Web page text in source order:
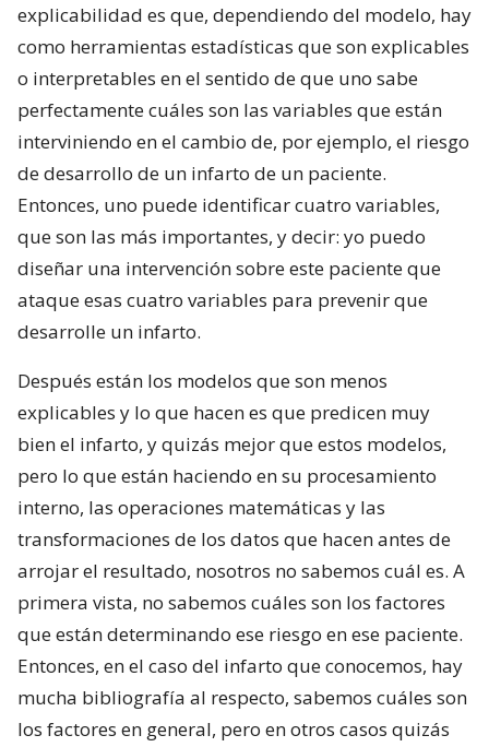
explicabilidad es que, dependiendo del modelo, hay
como herramientas estadísticas que son explicables
o interpretables en el sentido de que uno sabe
perfectamente cuáles son las variables que están
interviniendo en el cambio de, por ejemplo, el riesgo
de desarrollo de un infarto de un paciente.
Entonces, uno puede identificar cuatro variables,
que son las más importantes, y decir: yo puedo
diseñar una intervención sobre este paciente que
ataque esas cuatro variables para prevenir que
desarrolle un infarto.
Después están los modelos que son menos
explicables y lo que hacen es que predicen muy
bien el infarto, y quizás mejor que estos modelos,
pero lo que están haciendo en su procesamiento
interno, las operaciones matemáticas y las
transformaciones de los datos que hacen antes de
arrojar el resultado, nosotros no sabemos cuál es. A
primera vista, no sabemos cuáles son los factores
que están determinando ese riesgo en ese paciente.
Entonces, en el caso del infarto que conocemos, hay
mucha bibliografía al respecto, sabemos cuáles son
los factores en general, pero en otros casos quizás